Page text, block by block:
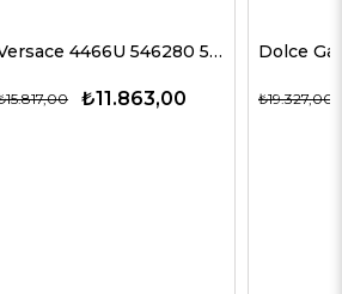
Versace 4466U 546280 54 G Kadın Güneş Gözlükleri Dolce Gabbana 4469 501/87 59 G Kadın Güneş Gözlükleri
₺12.563,00
₺19.327,00